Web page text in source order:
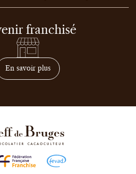
franchisé
En savoir plussur comment devenir